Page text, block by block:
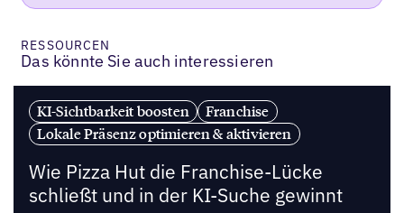
RESSOURCEN
Das könnte Sie auch interessieren
KI-Sichtbarkeit boosten
Franchise
Lokale Präsenz optimieren & aktivieren
Wie Pizza Hut die Franchise-Lücke
schließt und in der KI-Suche gewinnt